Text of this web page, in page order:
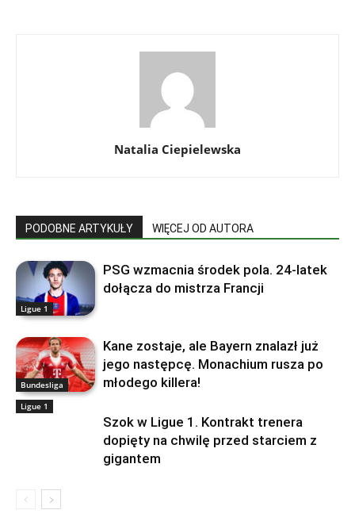
Natalia Ciepielewska
PODOBNE ARTYKUŁY WIĘCEJ OD AUTORA
Ligue 1
PSG wzmacnia środek pola. 24‑latek
dołącza do mistrza Francji
Bundesliga
Kane zostaje, ale Bayern znalazł już
jego następcę. Monachium rusza po
młodego killera!
Ligue 1
Szok w Ligue 1. Kontrakt trenera
dopięty na chwilę przed starciem z
gigantem